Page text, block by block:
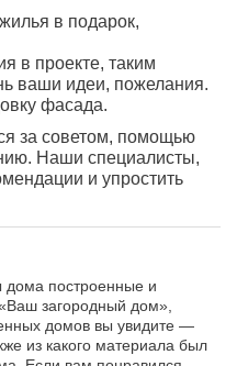
в подарок,
в проекте, таким
ваши идеи, пожелания.
фасада.
за советом, помощью
Наши специалисты,
и упростить
дома построенные и
загородный дом»,
домов вы увидите —
из какого материала был